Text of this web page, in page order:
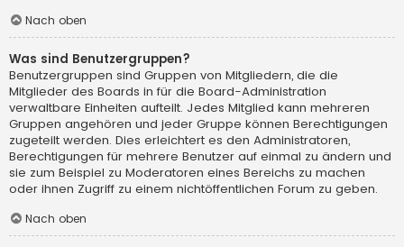
Nach oben
Was sind Benutzergruppen?
Benutzergruppen sind Gruppen von Mitgliedern, die die
Mitglieder des Boards in für die Board-Administration
verwaltbare Einheiten aufteilt. Jedes Mitglied kann mehreren
Gruppen angehören und jeder Gruppe können Berechtigungen
zugeteilt werden. Dies erleichtert es den Administratoren,
Berechtigungen für mehrere Benutzer auf einmal zu ändern und
sie zum Beispiel zu Moderatoren eines Bereichs zu machen
oder ihnen Zugriff zu einem nichtöffentlichen Forum zu geben.
Nach oben